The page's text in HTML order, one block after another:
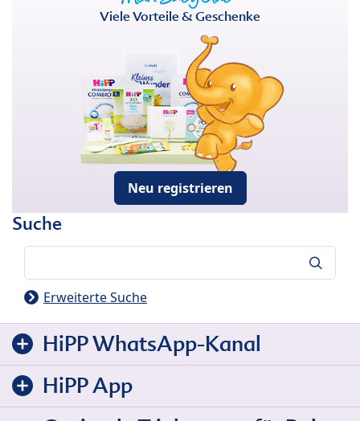
Viele Vorteile & Geschenke
Neu registrieren
Suche
Erweiterte Suche
HiPP WhatsApp-Kanal
HiPP App